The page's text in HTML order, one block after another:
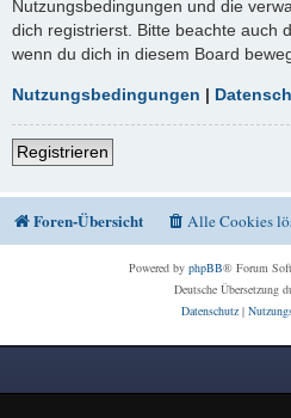
Nutzungsbedingungen und die
dich registrierst. Bitte beachte auch
wenn du dich in diesem Board
Nutzungsbedingungen |
Registrieren
Foren-Übersicht Alle Cookies
Powered by phpBB® Forum
Deutsche Übersetzung
Datenschutz|